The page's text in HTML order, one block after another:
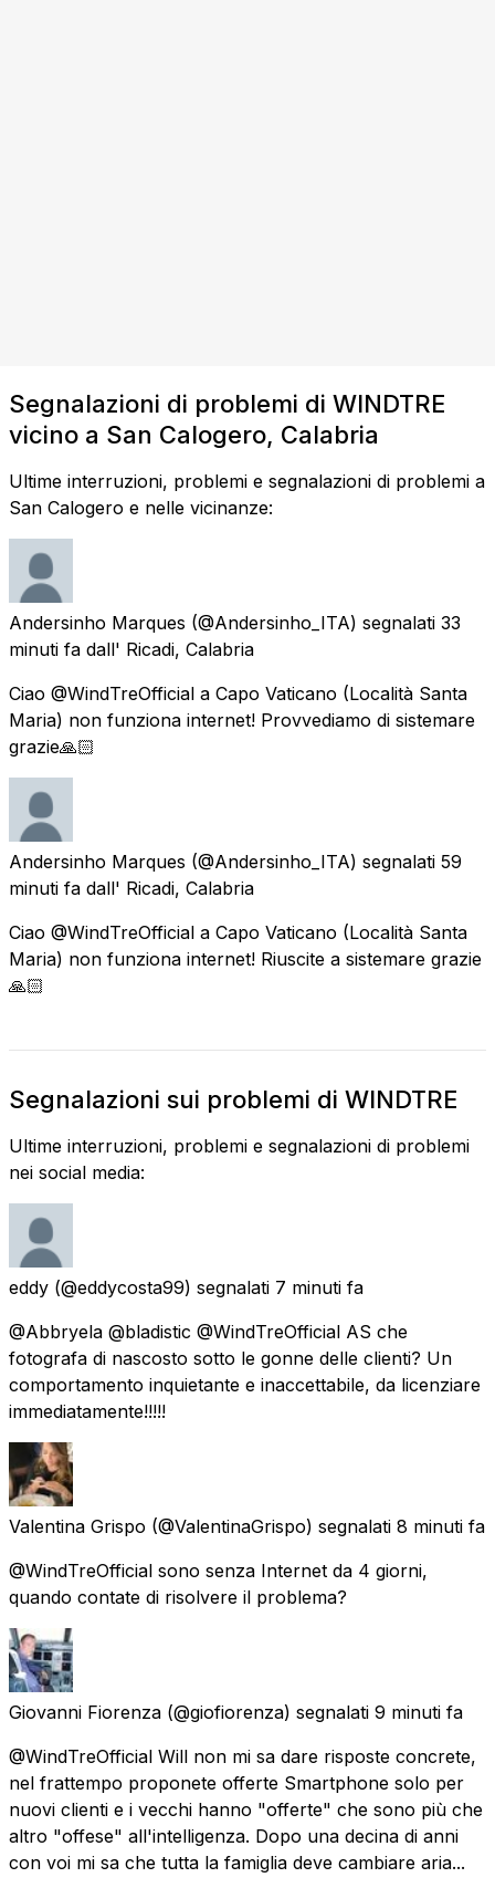
Segnalazioni di problemi di WINDTRE
vicino a San Calogero, Calabria
Ultime interruzioni, problemi e segnalazioni di problemi a
San Calogero e nelle vicinanze:
Andersinho Marques (@Andersinho_ITA) segnalati 33
minuti fa dall' Ricadi, Calabria
Ciao @WindTreOfficial a Capo Vaticano (Località Santa
Maria) non funziona internet! Provvediamo di sistemare
grazie🙏🏻
Andersinho Marques (@Andersinho_ITA) segnalati 59
minuti fa dall' Ricadi, Calabria
Ciao @WindTreOfficial a Capo Vaticano (Località Santa
Maria) non funziona internet! Riuscite a sistemare grazie
🙏🏻
Segnalazioni sui problemi di WINDTRE
Ultime interruzioni, problemi e segnalazioni di problemi
nei social media:
eddy (@eddycosta99) segnalati 7 minuti fa
@Abbryela @bladistic @WindTreOfficial AS che
fotografa di nascosto sotto le gonne delle clienti? Un
comportamento inquietante e inaccettabile, da licenziare
immediatamente!!!!!
Valentina Grispo (@ValentinaGrispo) segnalati 8 minuti fa
@WindTreOfficial sono senza Internet da 4 giorni,
quando contate di risolvere il problema?
Giovanni Fiorenza (@giofiorenza) segnalati 9 minuti fa
@WindTreOfficial Will non mi sa dare risposte concrete,
nel frattempo proponete offerte Smartphone solo per
nuovi clienti e i vecchi hanno "offerte" che sono più che
altro "offese" all'intelligenza. Dopo una decina di anni
con voi mi sa che tutta la famiglia deve cambiare aria...